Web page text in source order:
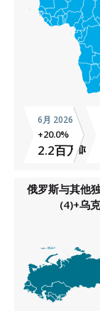
6月 2026
+20.0%
2.2百万吨
俄罗斯与其他
(4)+乌